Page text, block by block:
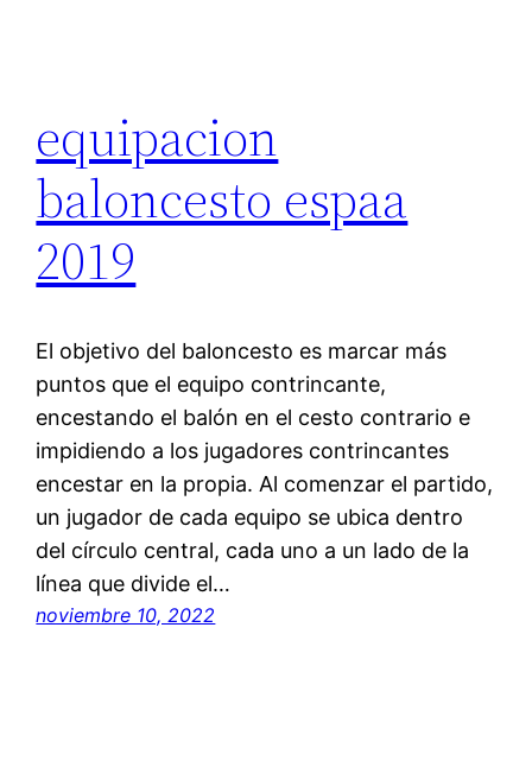
equipacion
baloncesto espaa
2019
El objetivo del baloncesto es marcar más
puntos que el equipo contrincante,
encestando el balón en el cesto contrario e
impidiendo a los jugadores contrincantes
encestar en la propia. Al comenzar el partido,
un jugador de cada equipo se ubica dentro
del círculo central, cada uno a un lado de la
línea que divide el…
noviembre 10, 2022